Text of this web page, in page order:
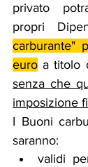
privato
propri
carburante"
euro
senza che
imposizione
I Buoni
saranno:
validi